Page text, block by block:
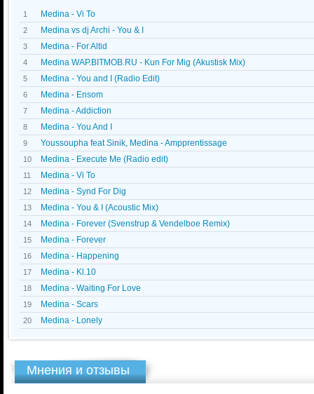
1 Medina - Vi To
2 Medina vs dj Archi - You & I
3 Medina - For Altid
4 Medina WAP.BITMOB.RU - Kun For Mig (Akustisk Mix)
5 Medina - You and I (Radio Edit)
6 Medina - Ensom
7 Medina - Addiction
8 Medina - You And I
9 Youssoupha feat Sinik, Medina - Ampprentissage
10 Medina - Execute Me (Radio edit)
11 Medina - Vi To
12 Medina - Synd For Dig
13 Medina - You & I (Acoustic Mix)
14 Medina - Forever (Svenstrup & Vendelboe Remix)
15 Medina - Forever
16 Medina - Happening
17 Medina - Kl.10
18 Medina - Waiting For Love
19 Medina - Scars
20 Medina - Lonely
Мнения и отзывы